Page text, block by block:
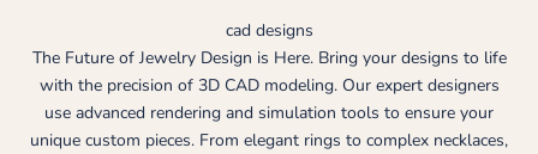
cad designs
The Future of Jewelry Design is Here. Bring your designs to life
with the precision of 3D CAD modeling. Our expert designers
use advanced rendering and simulation tools to ensure your
unique custom pieces. From elegant rings to complex necklaces,